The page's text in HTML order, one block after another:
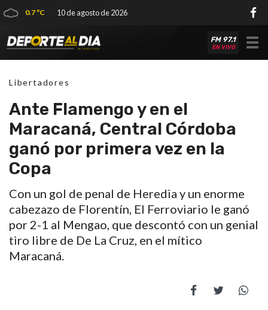
0.7 ºC 10 de agosto de 2026
FM 97.1
EN VIVO
Libertadores
Ante Flamengo y en el
Maracaná, Central Córdoba
ganó por primera vez en la
Copa
Con un gol de penal de Heredia y un enorme
cabezazo de Florentín, El Ferroviario le ganó
por 2-1 al Mengao, que descontó con un genial
tiro libre de De La Cruz, en el mítico
Maracaná.